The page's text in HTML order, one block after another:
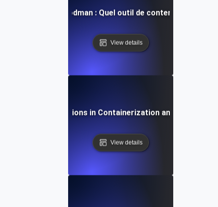
Docker vs. Podman : Quel outil de conteneur est fait
View details
Futures Innovations in Containerization and DevOps
View details